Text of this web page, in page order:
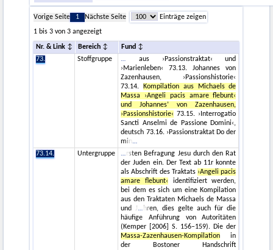
Vorige Seite 1 Nächste Seite
Einträge zeigen
1 bis 3 von 3 angezeigt
Nr. & Link Bereich
Fund
73.
Stoffgruppe
aus ›Passionstraktat‹ und
›Marienleben‹ 73.13. Johannes von
Zazenhausen, ›Passionshistorie‹
73.14.Kompilation aus Michaels de
Massa ›Angeli pacis amare flebunt‹
und Johannes’ von Zazenhausen,
›Passionshistorie‹ 73.15. ›Interrogatio
Sancti Anselmi de Passione Domini‹,
deutsch 73.16. ›Passionstraktat Do der
min
73.14.
Untergruppe
rsten Befragung Jesu durch den Rat
der Juden ein. Der Text ab 11r konnte
als Abschrift des Traktats ›Angeli pacis
amare flebunt‹ identifiziert werden,
bei dem es sich um eine Kompilation
aus den Traktaten Michaels de Massa
und J
hren, dies gelte auch für die
häufige Anführung von Autoritäten
(Kemper [2006] S. 156–159). Die der
Massa-Zazenhausen-Kompilation in
der Bostoner Handschrift